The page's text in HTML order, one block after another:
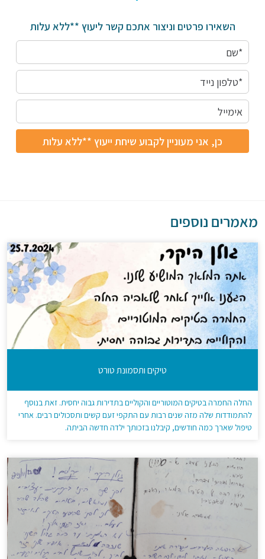
השאירו פרטים וניצור אתכם קשר ליעוץ **ללא עלות
מאמרים נוספים
טיקים ותסמונת טורט
החלה החמרה בטיקים המוטוריים והקוליים בתדירות גבוה יחסית. זאת בנוסף
להתמודדות שלה מזה שנים רבות עם התקפי זעם קשים ותסכולים רבים. אחרי
טיפול שארך כמה חודשים, קיבלנו בזכותך ילדה חדשה הביתה.